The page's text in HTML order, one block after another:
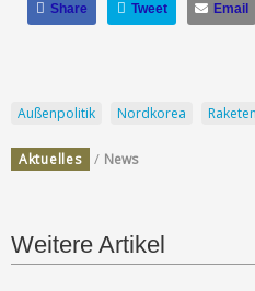
Share Tweet Email
Außenpolitik Nordkorea Raketen
Aktuelles / News
Weitere Artikel